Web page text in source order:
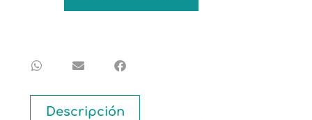
Descripción